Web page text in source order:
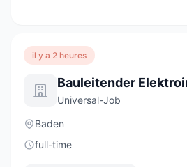
il y a 2 heures
Universal-Job
Baden
full-time